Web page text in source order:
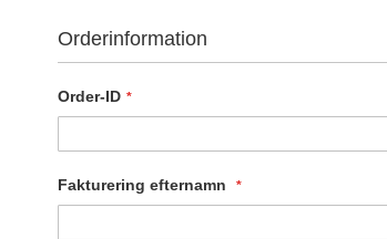
Orderinformation
Order-ID
Fakturering efternamn